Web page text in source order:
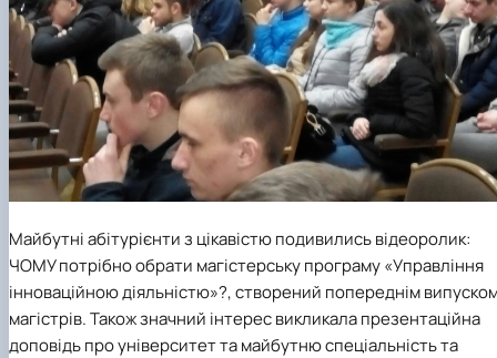
Майбутні абітурієнти з цікавістю подивились відеоролик:
ЧОМУ потрібно обрати магістерську програму «Управління
інноваційною діяльністю»?, створений попереднім
магістрів. Також значний інтерес викликала презентаційна
доповідь про університет та майбутню спеціальність та